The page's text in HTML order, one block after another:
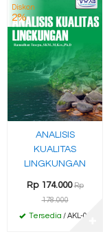
Diskon
2%
ANALISIS
KUALITAS
LINGKUNGAN
Rp 174.000 Rp
178.000
Tersedia / AKL-01